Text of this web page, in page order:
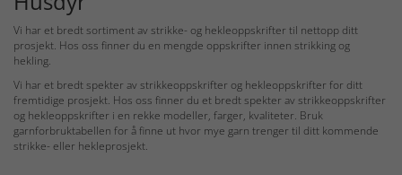
Vi har et bredt sortiment av strikke- og hekleoppskrifter til nettopp ditt
prosjekt. Hos oss finner du en mengde oppskrifter innen strikking og
hekling.
Vi har et bredt spekter av strikkeoppskrifter og hekleoppskrifter for ditt
fremtidige prosjekt. Hos oss finner du et bredt spekter av strikkeoppskrifter
og hekleoppskrifter i en rekke modeller, farger, kvaliteter. Bruk
garnforbruktabellen for å finne ut hvor mye garn trenger til ditt kommende
strikke- eller hekleprosjekt.